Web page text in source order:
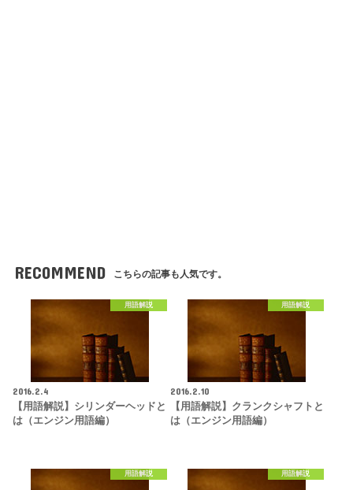
RECOMMEND こちらの記事も人気です。
用語解説
2016.2.4
【用語解説】シリンダーヘッドと
は（エンジン用語編）
用語解説
2016.2.10
【用語解説】クランクシャフトと
は（エンジン用語編）
用語解説 用語解説